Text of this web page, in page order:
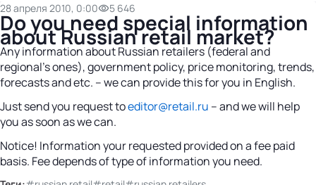
28 апреля 2010, 0:00 5 646
Do you need special information
about Russian retail market?
Any information about Russian retailers (federal and
regional’s ones), government policy, price monitoring, trends,
forecasts and etc. – we can provide this for you in English.
Just send you request toeditor@retail.ru – and we will help
you as soon as we can.
Notice! Information your requested provided on a fee paid
basis. Fee depends of type of information you need.